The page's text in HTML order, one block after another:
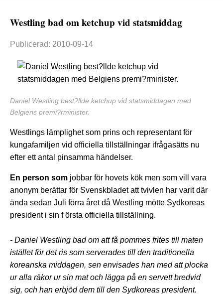
Westling bad om ketchup vid statsmiddag
Publicerad: 2010-09-14
Daniel Westling best?llde ketchup vid statsmiddagen med
Belgiens premi?rminister.
Westlings lämplighet som prins och representant för
kungafamiljen vid officiella tillställningar ifrågasätts nu
efter ett antal pinsamma händelser.
En person som jobbar för hovets kök men som vill vara
anonym berättar för Svenskbladet att tvivlen har varit där
ända sedan Juli förra året då Westling mötte Sydkoreas
president i sin första officiella tillställning.
- Daniel Westling bad om att få pommes frites till maten
istället för det ris som serverades till den traditionella
koreanska middagen, sen envisades han med att plocka
ur alla räkor ur sin mat och lägga på en servett bredvid
sig, och han erbjöd dem till den Sydkoreas president.